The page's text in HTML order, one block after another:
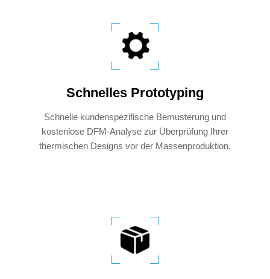
Schnelles Prototyping
Schnelle kundenspezifische Bemusterung und
kostenlose DFM-Analyse zur Überprüfung Ihrer
thermischen Designs vor der Massenproduktion.